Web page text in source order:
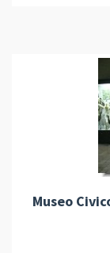
Museo